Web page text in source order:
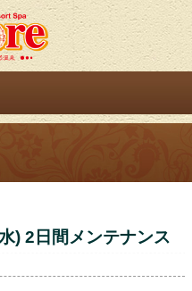
) 2日間メンテナンス